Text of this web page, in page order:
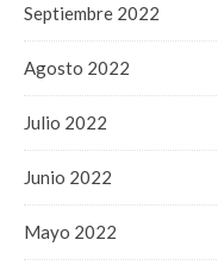
Septiembre 2022
Agosto 2022
Julio 2022
Junio 2022
Mayo 2022